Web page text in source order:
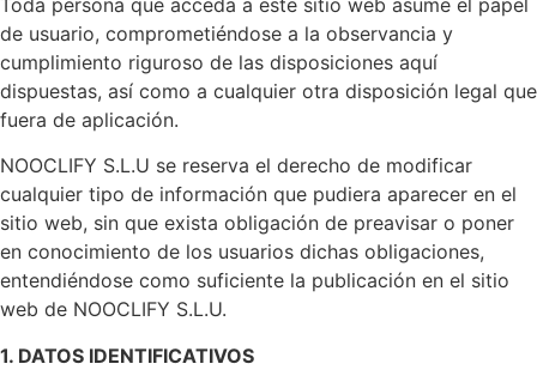
de usuario, comprometiéndose a la observancia y
cumplimiento riguroso de las disposiciones aquí
dispuestas, así como a cualquier otra disposición legal que
fuera de aplicación.
NOOCLIFY S.L.U se reserva el derecho de modificar
cualquier tipo de información que pudiera aparecer en el
sitio web, sin que exista obligación de preavisar o poner
en conocimiento de los usuarios dichas obligaciones,
entendiéndose como suficiente la publicación en el sitio
web de NOOCLIFY S.L.U.
1. DATOS IDENTIFICATIVOS